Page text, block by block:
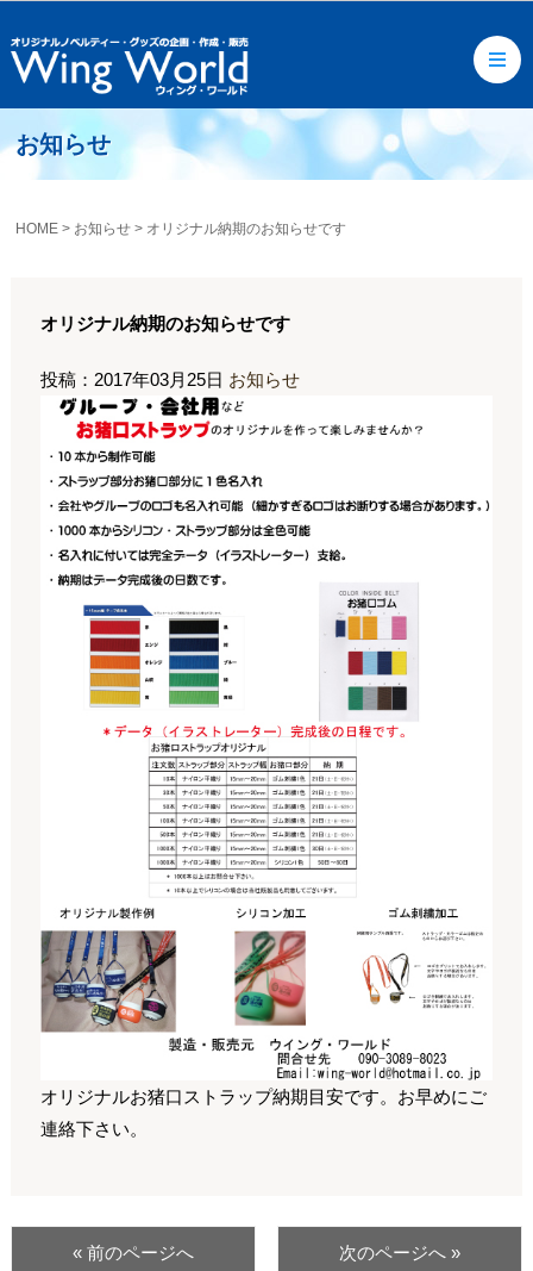
お知らせ
HOME > お知らせ > オリジナル納期のお知らせです
オリジナル納期のお知らせです
投稿：2017年03月25日 お知らせ
オリジナルお猪口ストラップ納期目安です。お早めにご
連絡下さい。
« 前のページへ 次のページへ »